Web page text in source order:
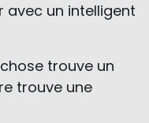
avec un intelligent
trouve un
trouve une